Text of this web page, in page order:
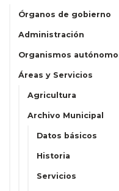
Órganos de gobierno
Administración
Organismos
Áreas y Servicios
Agricultura
Archivo Municipal
Datos básicos
Historia
Servicios